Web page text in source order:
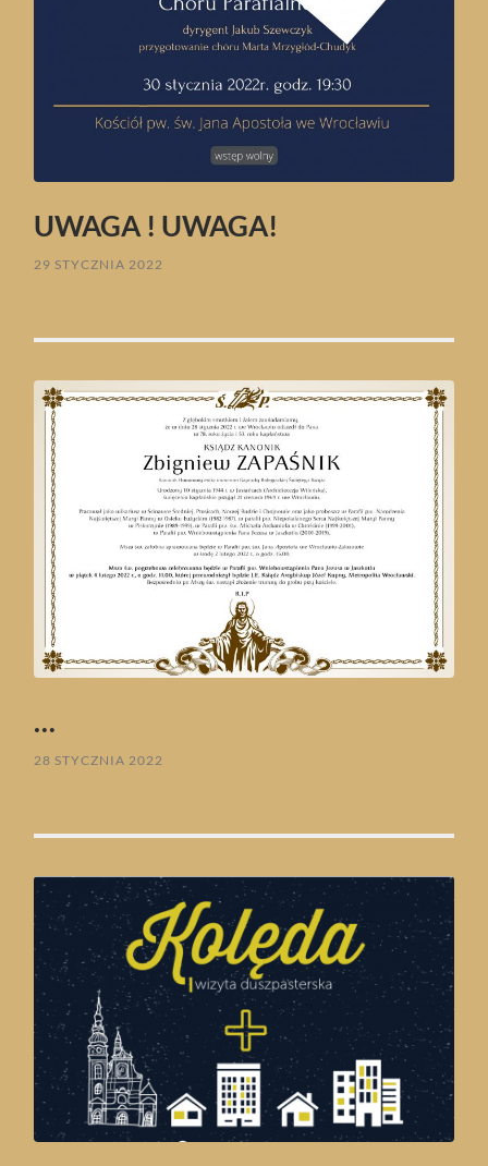
UWAGA ! UWAGA!
29 STYCZNIA 2022
…
28 STYCZNIA 2022